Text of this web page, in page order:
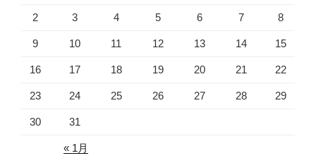
2 3 4 5 6 7 8
9 10 11 12 13 14 15
16 17 18 19 20 21 22
23 24 25 26 27 28 29
30 31
« 1月